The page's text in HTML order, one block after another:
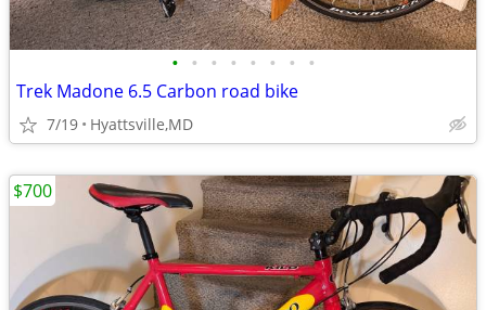
• • • • • • • •
Trek Madone 6.5 Carbon road bike
7/19 Hyattsville,MD
$700